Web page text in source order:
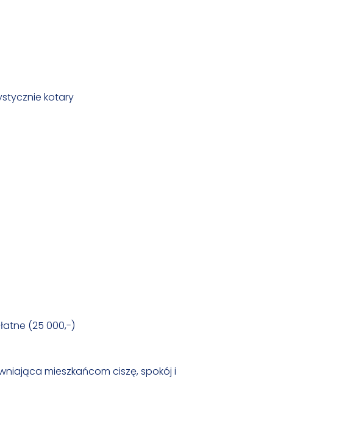
kotary
(25 000,-)
mieszkańcom ciszę, spokój i